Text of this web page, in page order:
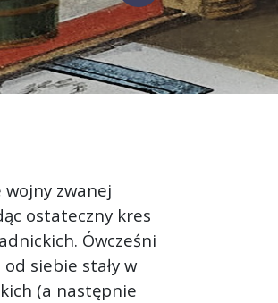
wojny zwanej
ostateczny kres
Ówcześni
siebie stały w
(a następnie